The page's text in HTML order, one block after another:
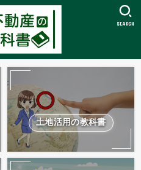
SEARCH
土地活用の教科書